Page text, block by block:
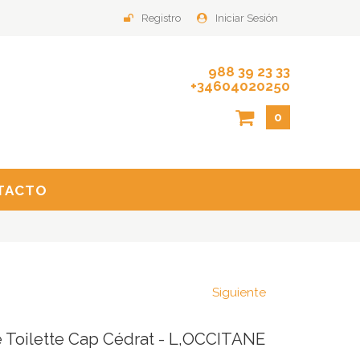
Iniciar Sesión
Registro
988 39 23 33
+34604020250
0
Siguiente
Toilette Cap Cédrat - L,OCCITANE